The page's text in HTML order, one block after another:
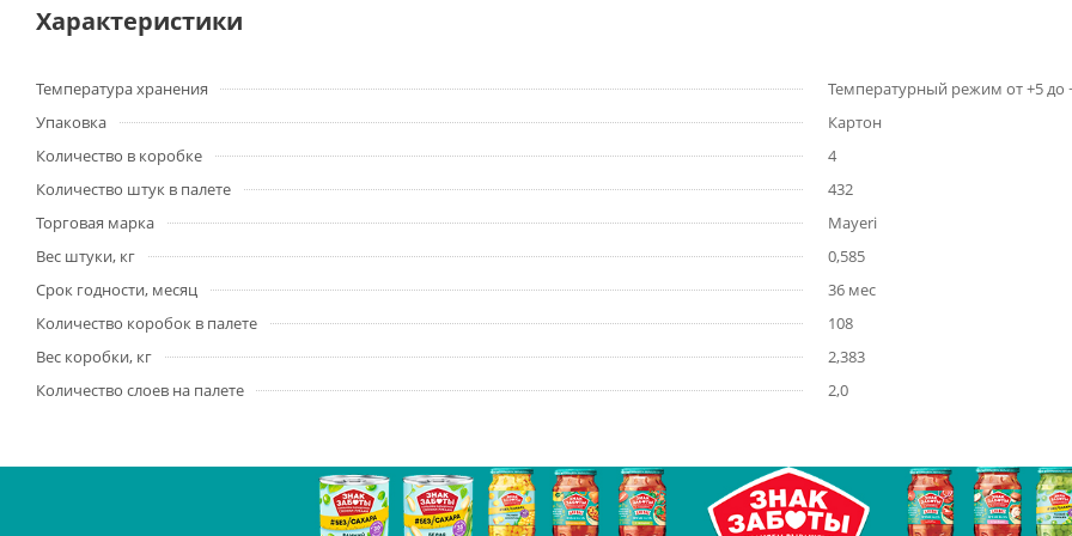
Характеристики
Температура хранения
Температурный режим от +5 до
Упаковка
Картон
Количество в коробке
4
Количество штук в палете
432
Торговая марка
Mayeri
Вес штуки, кг
0,585
Срок годности, месяц
36 мес
Количество коробок в палете
108
Вес коробки, кг
2,383
Количество слоев на палете
2,0